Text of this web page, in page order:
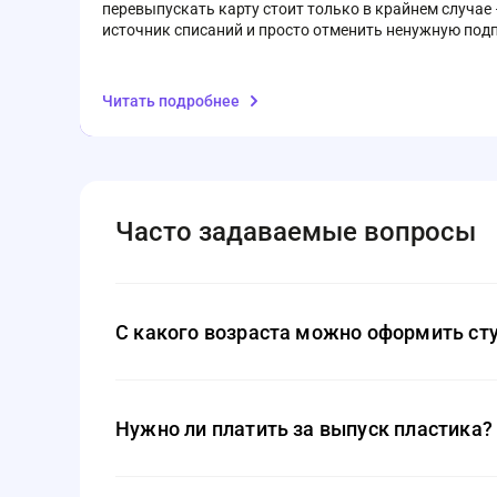
перевыпускать карту стоит только в крайнем
источник списаний и просто отменить ненужную
Читать подробнее
Часто задаваемые вопросы
С какого возраста можно оформить
Нужно ли платить за выпуск пластика?